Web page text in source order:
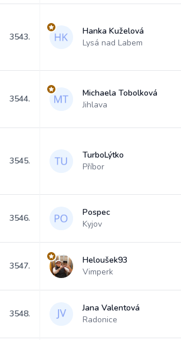
3543.
Hanka Kuželová
Lysá nad Labem
3544.
Michaela Tobolková
Jihlava
3545.
TurboLýtko
Příbor
3546.
Pospec
Kyjov
3547.
Heloušek93
Vimperk
3548.
Jana Valentová
Radonice